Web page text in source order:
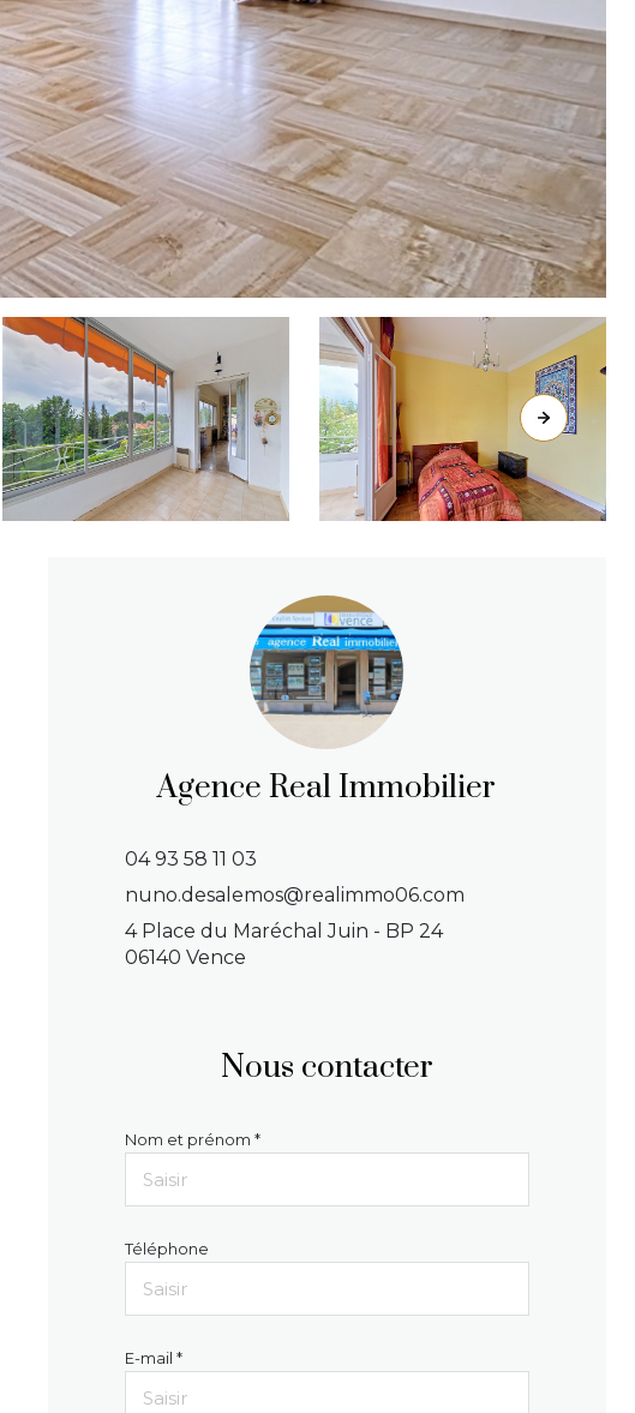
Agence Real Immobilier
04 93 58 11 03
nuno.desalemos@realimmo06.com
4 Place du Maréchal Juin - BP 24
06140 Vence
Nous contacter
Nom et prénom *
Téléphone
E-mail *